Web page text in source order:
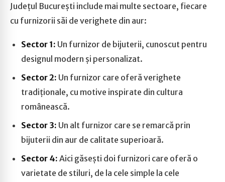
Județul București include mai multe sectoare, fiecare
cu furnizorii săi de verighete din aur:
Sector 1: Un furnizor de bijuterii, cunoscut pentru
designul modern și personalizat.
Sector 2: Un furnizor care oferă verighete
tradiționale, cu motive inspirate din cultura
românească.
Sector 3: Un alt furnizor care se remarcă prin
bijuterii din aur de calitate superioară.
Sector 4: Aici găsești doi furnizori care oferă o
varietate de stiluri, de la cele simple la cele